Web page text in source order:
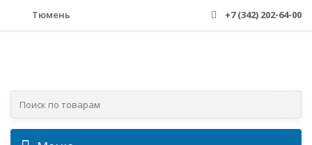
Тюмень +7 (342) 202-64-00